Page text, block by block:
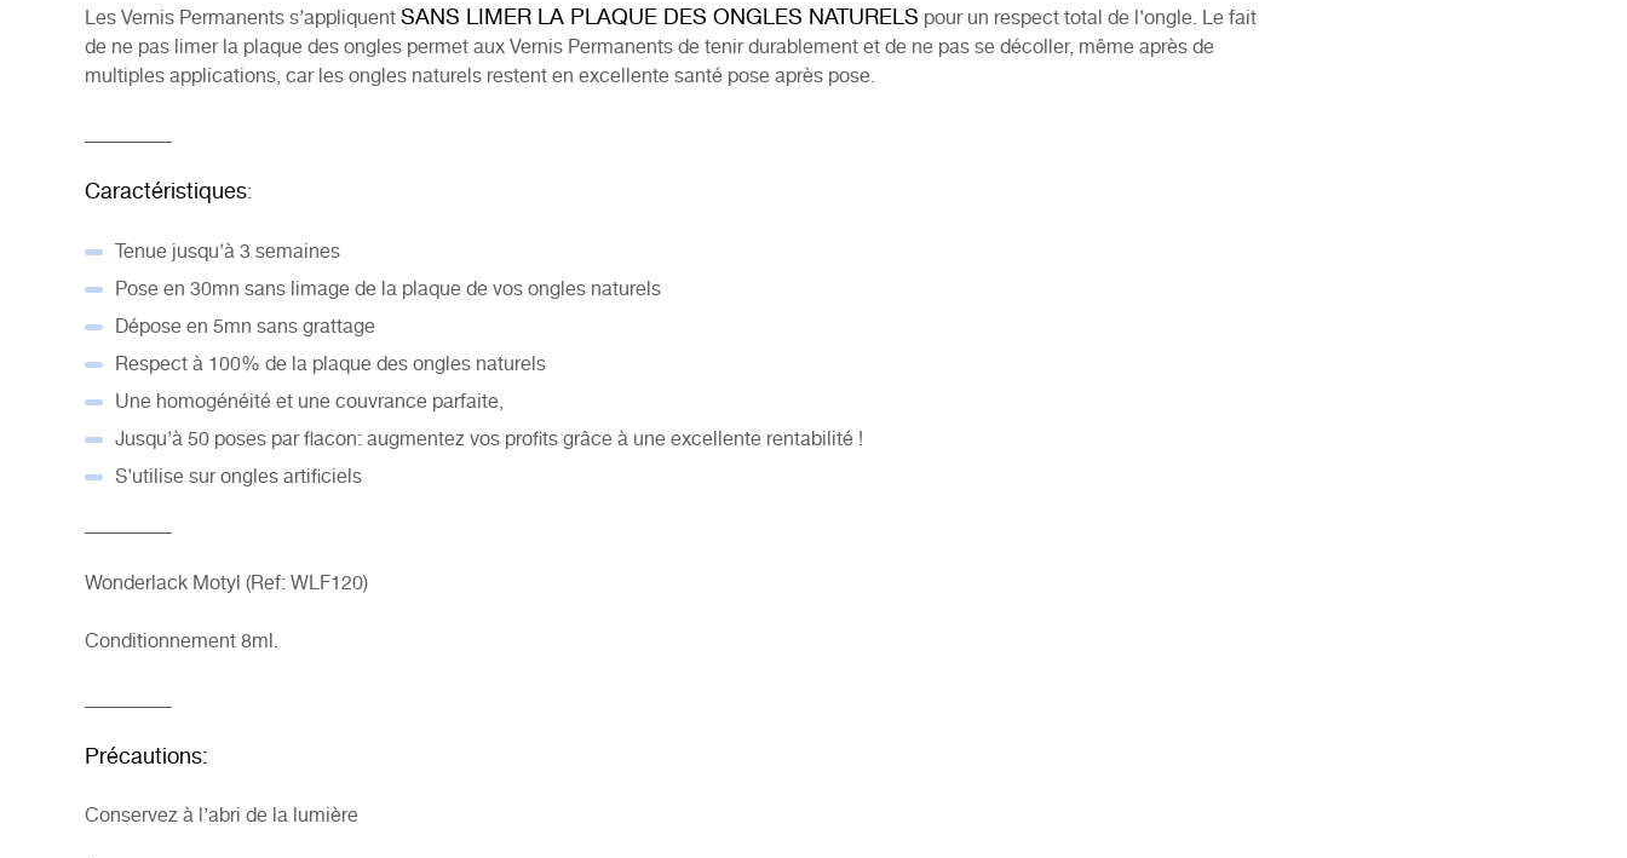
Les Vernis Permanents s’appliquentSANS LIMER LA PLAQUE DES ONGLES NATURELS pour un respect total de l’ongle. Le fait
de ne pas limer la plaque des ongles permet aux Vernis Permanents de tenir durablement et de ne pas se décoller, même après de
multiples applications, car les ongles naturels restent en excellente santé pose après pose.
_________
Caractéristiques:
Tenue jusqu’à 3 semaines
Pose en 30mn sans limage de la plaque de vos ongles naturels
Dépose en 5mn sans grattage
Respect à 100% de la plaque des ongles naturels
Une homogénéité et une couvrance parfaite,
Jusqu’à 50 poses par flacon: augmentez vos profits grâce à une excellente rentabilité !
S’utilise sur ongles artificiels
_________
Wonderlack Motyl (Ref: WLF120)
Conditionnement 8ml.
_________
Précautions:
Conservez à l’abri de la lumière